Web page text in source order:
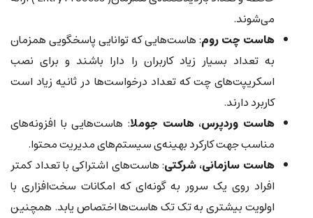
می‌شوند.
هاست چت روم: هاست‌هایی که توانایی پاسخگویی همزمان
به تعداد بسیار زیاد کاربران را دارا باشند و برای نصب
اسکریپت‌های چت که تعداد درخواست‌ها در ثانیه زیاد است
کاربرد دارند.
هاست وردپرس، هاست جوملا: هاست‌هایی با افزونه‌های
مناسب جهت کارکرد بهینه‌ی سیستم‌های مدیریت محتوا.
هاست سازمانی، شرکتی: هاست‌های اشتراکی با تعداد کمتر
افراد روی یک سرور به گونه‌ای که امکانات سخت‌افزاری با
اولویت بیشتری به تک تک هاست‌ها اختصاص یابد. همچنین